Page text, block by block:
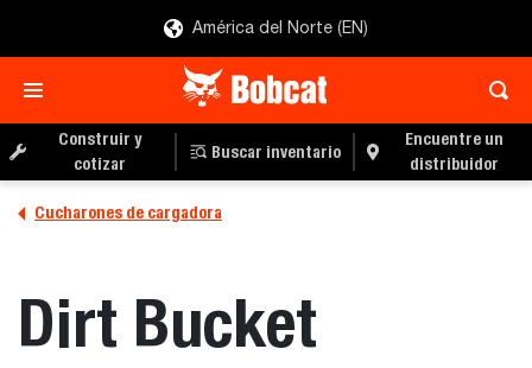
América del Norte (EN)
Construir y
cotizar
Buscar inventario
Encuentre un
distribuidor
Cucharones de cargadora
Dirt Bucket